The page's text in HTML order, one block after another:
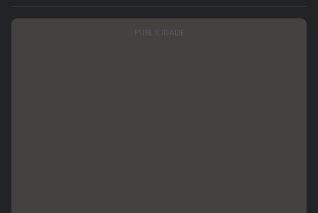
PUBLICIDADE